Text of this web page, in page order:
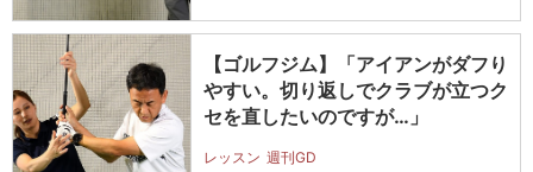
【ゴルフジム】「アイアンがダフり
やすい。切り返しでクラブが立つク
セを直したいのですが…」
レッスン 週刊GD